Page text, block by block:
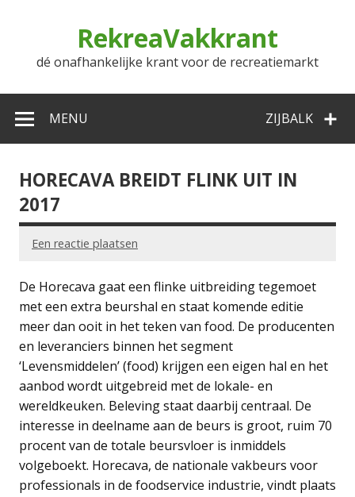
RekreaVakkrant
dé onafhankelijke krant voor de recreatiemarkt
ZIJBALK
MENU
HORECAVA BREIDT FLINK UIT IN
2017
Een reactie plaatsen
De Horecava gaat een flinke uitbreiding tegemoet
met een extra beurshal en staat komende editie
meer dan ooit in het teken van food. De producenten
en leveranciers binnen het segment
‘Levensmiddelen’ (food) krijgen een eigen hal en het
aanbod wordt uitgebreid met de lokale- en
wereldkeuken. Beleving staat daarbij centraal. De
interesse in deelname aan de beurs is groot, ruim 70
procent van de totale beursvloer is inmiddels
volgeboekt. Horecava, de nationale vakbeurs voor
professionals in de foodservice industrie, vindt plaats